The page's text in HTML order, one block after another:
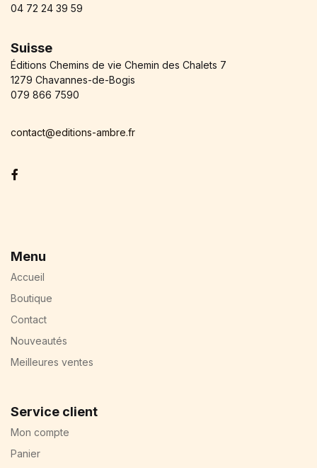
04 72 24 39 59
Suisse
Éditions Chemins de vie Chemin des Chalets 7
1279 Chavannes-de-Bogis
079 866 7590
contact@editions-ambre.fr
Menu
Accueil
Boutique
Contact
Nouveautés
Meilleures ventes
Service client
Mon compte
Panier